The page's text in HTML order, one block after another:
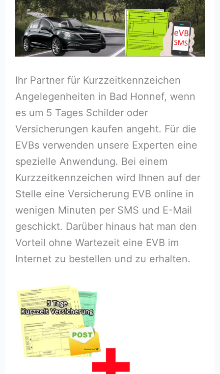
Ihr Partner für Kurzzeitkennzeichen
Angelegenheiten in Bad Honnef, wenn
es um 5 Tages Schilder oder
Versicherungen kaufen angeht. Für die
EVBs verwenden unsere Experten eine
spezielle Anwendung. Bei einem
Kurzzeitkennzeichen wird Ihnen auf der
Stelle eine Versicherung EVB online in
wenigen Minuten per SMS und E-Mail
geschickt. Darüber hinaus hat man den
Vorteil ohne Wartezeit eine EVB im
Internet zu bestellen und zu erhalten.